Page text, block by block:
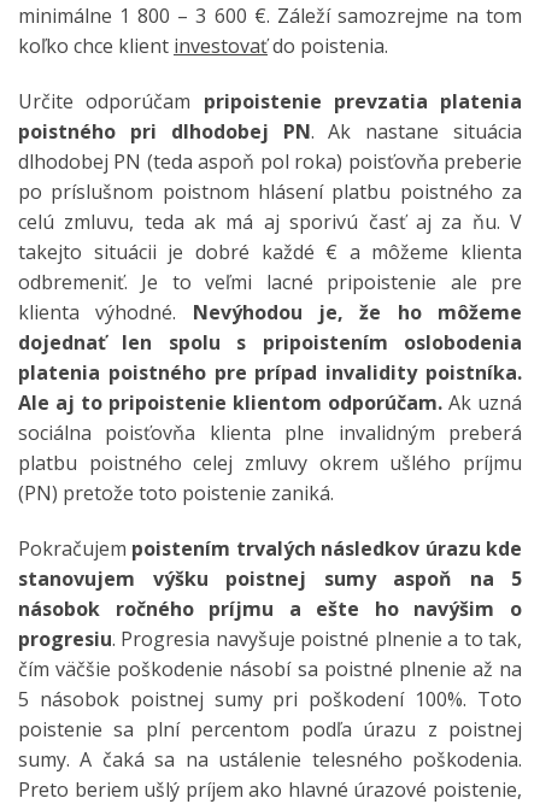
minimálne 1 800 – 3 600 €. Záleží samozrejme na tom
koľko chce klient investovaťdo poistenia.
Určite odporúčam pripoistenie prevzatia platenia
poistného pri dlhodobej PN. Ak nastane situácia
dlhodobej PN (teda aspoň pol roka) poisťovňa preberie
po príslušnom poistnom hlásení platbu poistného za
celú zmluvu, teda ak má aj sporivú časť aj za ňu. V
takejto situácii je dobré každé € a môžeme klienta
odbremeniť. Je to veľmi lacné pripoistenie ale pre
klienta výhodné. Nevýhodou je, že ho môžeme
dojednať len spolu s pripoistením oslobodenia
platenia poistného pre prípad invalidity poistníka.
Ale aj to pripoistenie klientom odporúčam. Ak uzná
sociálna poisťovňa klienta plne invalidným preberá
platbu poistného celej zmluvy okrem ušlého príjmu
(PN) pretože toto poistenie zaniká.
Pokračujem poistením trvalých následkov úrazu kde
stanovujem výšku poistnej sumy aspoň na 5
násobok ročného príjmu a ešte ho navýšim o
progresiu. Progresia navyšuje poistné plnenie a to tak,
čím väčšie poškodenie násobí sa poistné plnenie až na
5 násobok poistnej sumy pri poškodení 100%. Toto
poistenie sa plní percentom podľa úrazu z poistnej
sumy. A čaká sa na ustálenie telesného poškodenia.
Preto beriem ušlý príjem ako hlavné úrazové poistenie,